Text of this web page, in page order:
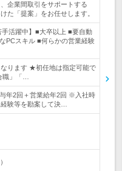
企業間取引をサポートする
た「提案」をお任せします。
手活躍中】■大卒以上 ■要自動
PCスキル ■何らかの営業経験
ります ★初任地は指定可能で
」「…
年2回＋営業給年2回 ※入社時
験等を勘案して決…